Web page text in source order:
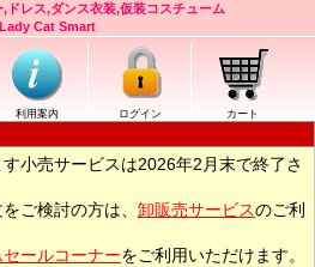
ドレス,ダンス衣装,仮装コスチューム
Lady Cat Smart
利用案内 ログイン カート
小売サービスは2026年2月末で終了さ
ご検討の方は、 卸販売サービスのご利
セールコーナーをご利用いただけます。